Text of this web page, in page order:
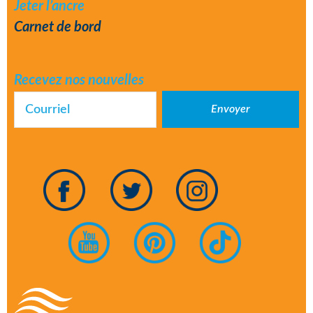
Jeter l’ancre
Carnet de bord
Recevez nos nouvelles